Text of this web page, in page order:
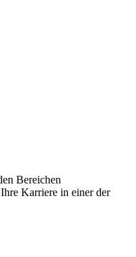
Bereichen
Karriere in einer der